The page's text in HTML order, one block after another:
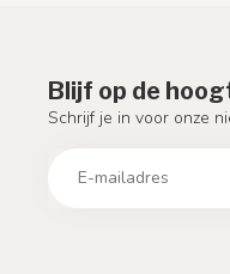
Blijf op de
Schrijf je in voor onze